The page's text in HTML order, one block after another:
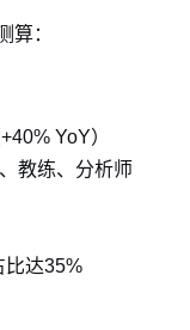
算：
YoY）
教练、分析师
比达35%